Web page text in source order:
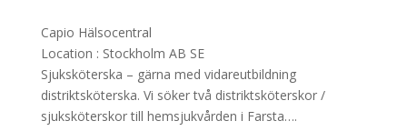
Capio Hälsocentral
Location : Stockholm AB SE
Sjuksköterska – gärna med vidareutbildning
distriktsköterska. Vi söker två distriktsköterskor /
sjuksköterskor till hemsjukvården i Farsta….